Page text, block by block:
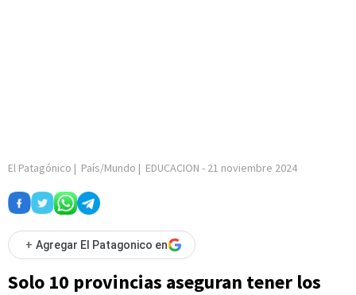
El Patagónico | País/Mundo | EDUCACION - 21 noviembre 2024
+ Agregar El Patagonico en
Solo 10 provincias aseguran tener los